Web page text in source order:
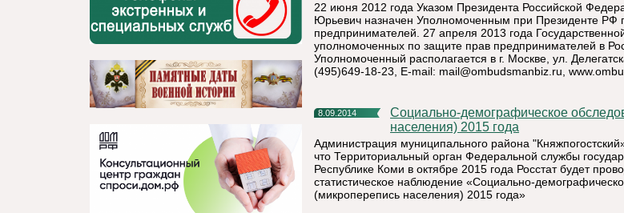
22 июня 2012 года Указом Президента Российской
Юрьевич назначен Уполномоченным при Президенте РФ
предпринимателей. 27 апреля 2013 года
уполномоченных по защите прав предпринимателей в
Уполномоченный располагается в г. Москве, ул.
(495)649-18-23, E-mail: mail@ombudsmanbiz.ru,
8.09.2014
Социально-демографическое обследование (микроперепись
населения) 2015 года
Администрация муниципального района
что Территориальный орган Федеральной службы
Республике Коми в октябре 2015 года Росстат будет
статистическое наблюдение «Социально-
(микроперепись населения) 2015 года»